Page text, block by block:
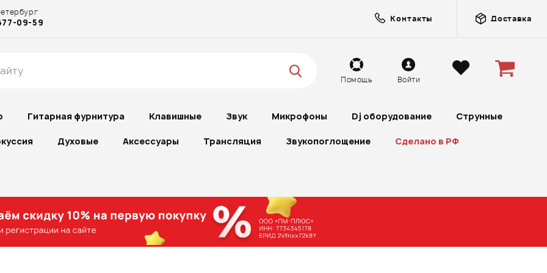
09-59 Контакты Доставка
Помощь Войти
Гитарная фурнитура Клавишные Звук Микрофоны Dj оборудование Струнные
Духовые Аксессуары Трансляция Звукопоглощение Сделано в РФ